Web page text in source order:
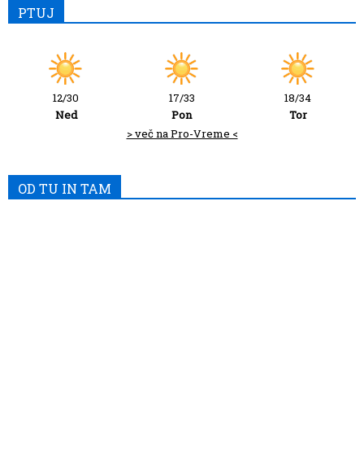
PTUJ
12/30
Ned
17/33
Pon
18/34
Tor
> več na Pro-Vreme <
OD TU IN TAM